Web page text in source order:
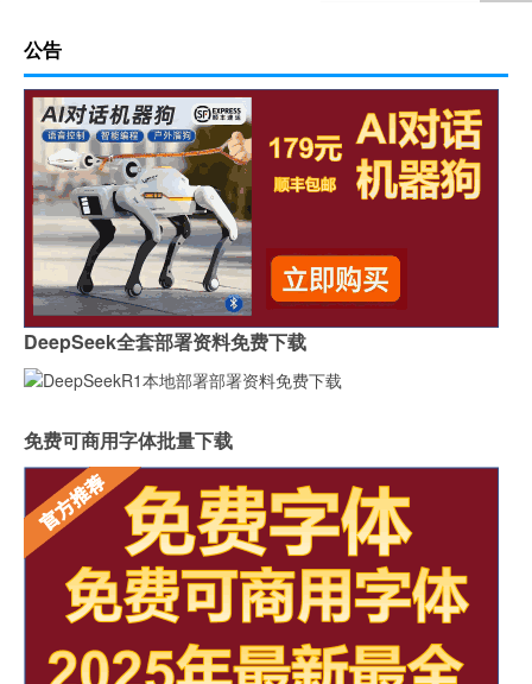
公告
DeepSeek全套部署资料免费下载
免费可商用字体批量下载